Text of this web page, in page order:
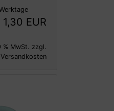
1,30 EUR
% MwSt. zzgl.
Versandkosten